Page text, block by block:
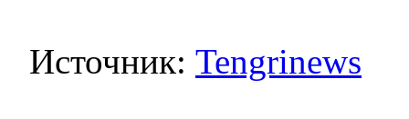
Источник: Tengrinews